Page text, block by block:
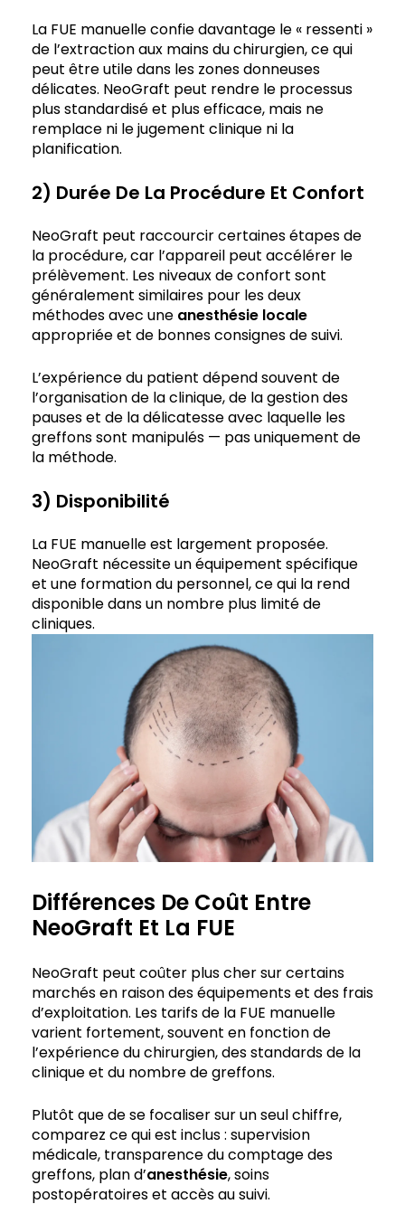
La FUE manuelle confie davantage le « ressenti »
de l’extraction aux mains du chirurgien, ce qui
peut être utile dans les zones donneuses
délicates. NeoGraft peut rendre le processus
plus standardisé et plus efficace, mais ne
remplace ni le jugement clinique ni la
planification.
2) Durée De La Procédure Et Confort
NeoGraft peut raccourcir certaines étapes de
la procédure, car l’appareil peut accélérer le
prélèvement. Les niveaux de confort sont
généralement similaires pour les deux
méthodes avec une anesthésie locale
appropriée et de bonnes consignes de suivi.
L’expérience du patient dépend souvent de
l’organisation de la clinique, de la gestion des
pauses et de la délicatesse avec laquelle les
greffons sont manipulés — pas uniquement de
la méthode.
3) Disponibilité
La FUE manuelle est largement proposée.
NeoGraft nécessite un équipement spécifique
et une formation du personnel, ce qui la rend
disponible dans un nombre plus limité de
cliniques.
Différences De Coût Entre
NeoGraft Et La FUE
NeoGraft peut coûter plus cher sur certains
marchés en raison des équipements et des frais
d’exploitation. Les tarifs de la FUE manuelle
varient fortement, souvent en fonction de
l’expérience du chirurgien, des standards de la
clinique et du nombre de greffons.
Plutôt que de se focaliser sur un seul chiffre,
comparez ce qui est inclus : supervision
médicale, transparence du comptage des
greffons, plan d’anesthésie, soins
postopératoires et accès au suivi.